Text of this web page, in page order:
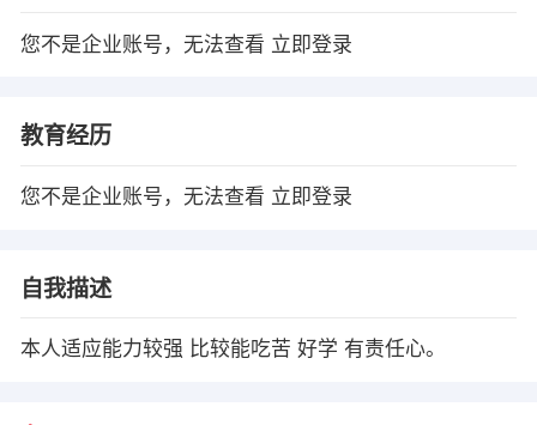
您不是企业账号，无法查看 立即登录
教育经历
您不是企业账号，无法查看 立即登录
自我描述
本人适应能力较强 比较能吃苦 好学 有责任心。